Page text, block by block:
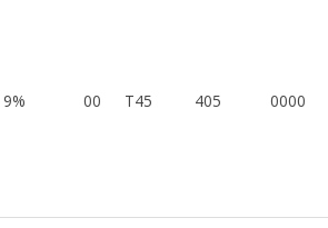
9% 00 T45 405 0000